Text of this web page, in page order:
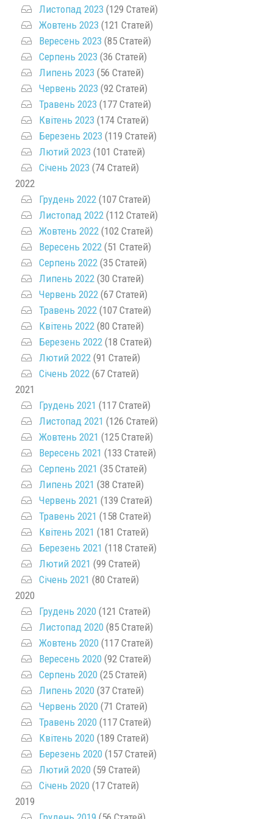
Листопад 2023 (129 Статей)
Жовтень 2023 (121 Статей)
Вересень 2023 (85 Статей)
Серпень 2023 (36 Статей)
Липень 2023 (56 Статей)
Червень 2023 (92 Статей)
Травень 2023 (177 Статей)
Квітень 2023 (174 Статей)
Березень 2023 (119 Статей)
Лютий 2023 (101 Статей)
Січень 2023 (74 Статей)
2022
Грудень 2022 (107 Статей)
Листопад 2022 (112 Статей)
Жовтень 2022 (102 Статей)
Вересень 2022 (51 Статей)
Серпень 2022 (35 Статей)
Липень 2022 (30 Статей)
Червень 2022 (67 Статей)
Травень 2022 (107 Статей)
Квітень 2022 (80 Статей)
Березень 2022 (18 Статей)
Лютий 2022 (91 Статей)
Січень 2022 (67 Статей)
2021
Грудень 2021 (117 Статей)
Листопад 2021 (126 Статей)
Жовтень 2021 (125 Статей)
Вересень 2021 (133 Статей)
Серпень 2021 (35 Статей)
Липень 2021 (38 Статей)
Червень 2021 (139 Статей)
Травень 2021 (158 Статей)
Квітень 2021 (181 Статей)
Березень 2021 (118 Статей)
Лютий 2021 (99 Статей)
Січень 2021 (80 Статей)
2020
Грудень 2020 (121 Статей)
Листопад 2020 (85 Статей)
Жовтень 2020 (117 Статей)
Вересень 2020 (92 Статей)
Серпень 2020 (25 Статей)
Липень 2020 (37 Статей)
Червень 2020 (71 Статей)
Травень 2020 (117 Статей)
Квітень 2020 (189 Статей)
Березень 2020 (157 Статей)
Лютий 2020 (59 Статей)
Січень 2020 (17 Статей)
2019